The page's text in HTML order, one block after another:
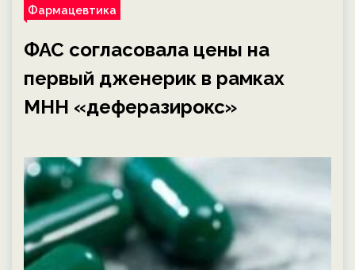
Фармацевтика
ФАС согласовала цены на
первый дженерик в рамках
МНН «деферазирокс»